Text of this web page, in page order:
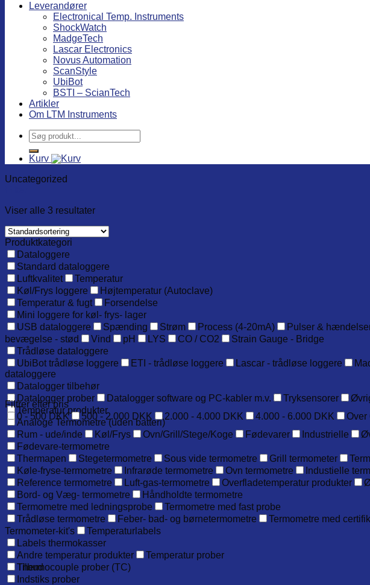
Leverandører
Electronical Temp. Instruments
ShockWatch
MadgeTech
Lascar Electronics
Novus Automation
ScanStyle
UbiBot
BSTI – ScianTech
Artikler
Om LTM Instruments
Søg
efter:
Kurv
Uncategorized
Viser alle 3 resultater
Produktkategori
Dataloggere
Standard dataloggere
Luftkvalitet
Temperatur
Køl/Frys loggere
Højtemperatur (Autoclave)
Temperatur & fugt
Forsendelse
Mini loggere for køl- frys- lager
USB dataloggere
Spænding Strøm Process (4-20mA) Pulser &
bevægelse - stød
Vind pH LYS CO / CO2
Strain Gauge - Bridge
Trådløse dataloggere
UbiBot trådløse loggere
ETI - trådløse loggere Lascar - trådløse loggere
dataloggere
Datalogger tilbehør
Datalogger prober
Datalogger software og PC-kabler m.v. Tryksensorer
Temperatur produkter
Analoge Termometre (uden batteri)
Rum - ude/inde
Køl/Frys Ovn/Grill/Stege/Koge Fødevarer Industrielle
Fødevare-termometre
Thermapen
Stegetermometre Sous vide termometre Grill termometer
Køle-fryse-termometre
Infrarøde termometre Ovn termometre
Industielle
Reference termometre
Luft-gas-termometre Overfladetemperatur produkter
Bord- og Væg- termometre
Håndholdte termometre
Termometre med ledningsprobe
Termometre med fast probe
Trådløse termometre
Feber- bad- og børnetermometre Termometre med
Termometer-kit's
Temperaturlabels
Labels thermokasser
Andre temperatur produkter
Temperatur prober
Thermocouple prober (TC)
Indstiks prober
Filtrer efter pris
0 - 500 DKK
500 - 2.000 DKK 2.000 - 4.000 DKK 4.000 - 6.000 DKK Over
Tilbud